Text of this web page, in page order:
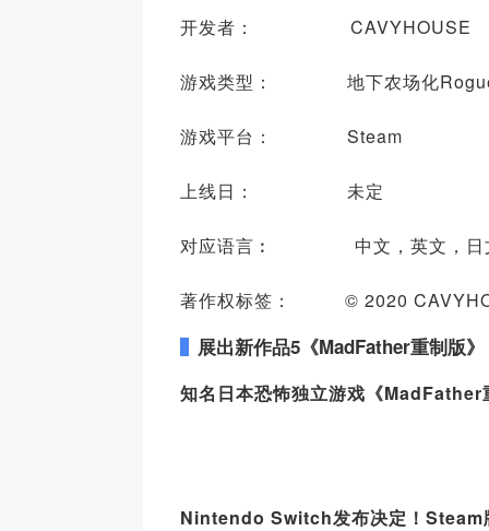
开发者： CAVYHOUSE
游戏类型： 地下农场化
游戏平台： Steam
上线日： 未定
对应语言︰ 中文，英文，日
著作权标签： © 2020
展出新作品5 《MadFather重制版》
知名日本恐怖独立游戏《MadFather
Nintendo Switch发布决定！ Steam